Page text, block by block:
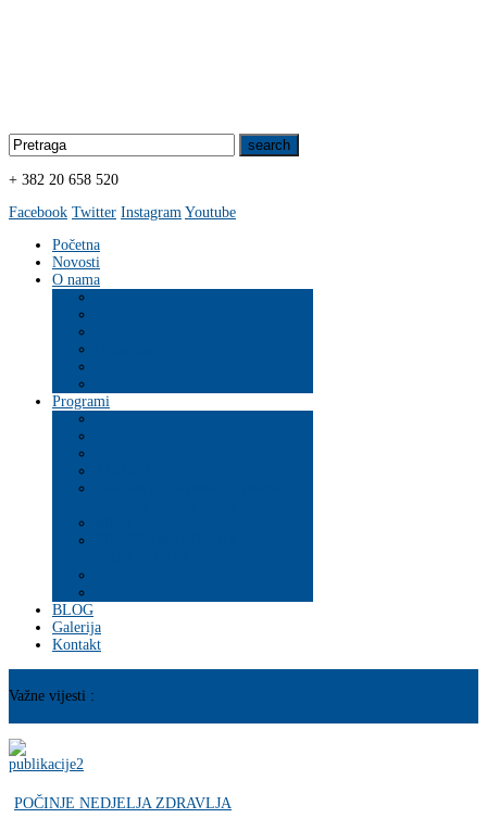
+ 382 20 658 520
Facebook Twitter Instagram Youtube
Početna
Novosti
O nama
Programi
BLOG
Galerija
Kontakt
Važne vijesti :
POČINJE NEDJELJA ZDRAVLJA